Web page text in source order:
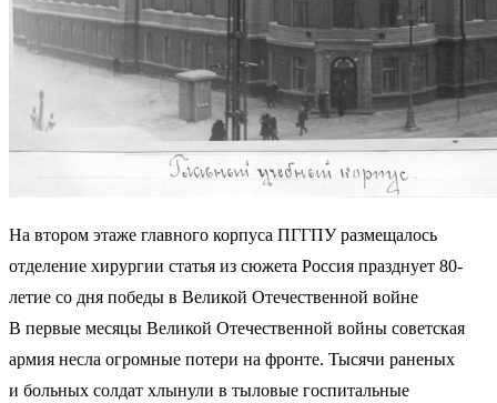
На втором этаже главного корпуса ПГГПУ размещалось
отделение хирургии статья из сюжета Россия празднует 80-
летие со дня победы в Великой Отечественной войне
В первые месяцы Великой Отечественной войны советская
армия несла огромные потери на фронте. Тысячи раненых
и больных солдат хлынули в тыловые госпитальные